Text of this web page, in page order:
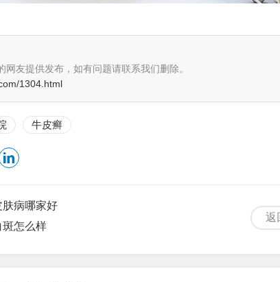
网友提供发布，如有问题请联系我们删除。
1304.html
牛皮癣
返
病哪家好
斑怎么样